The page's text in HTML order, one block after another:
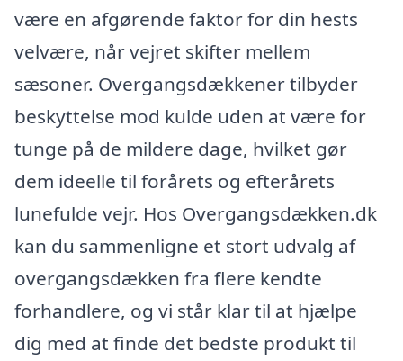
være en afgørende faktor for din hests
velvære, når vejret skifter mellem
sæsoner. Overgangsdækkener tilbyder
beskyttelse mod kulde uden at være for
tunge på de mildere dage, hvilket gør
dem ideelle til forårets og efterårets
lunefulde vejr. Hos Overgangsdækken.dk
kan du sammenligne et stort udvalg af
overgangsdækken fra flere kendte
forhandlere, og vi står klar til at hjælpe
dig med at finde det bedste produkt til